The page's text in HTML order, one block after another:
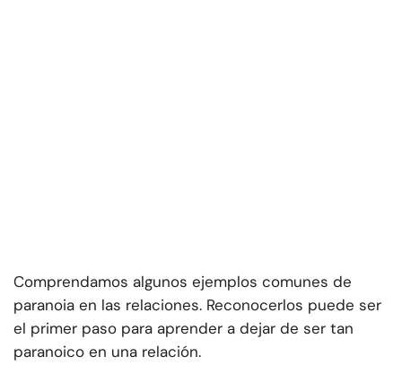
Comprendamos algunos ejemplos comunes de
paranoia en las relaciones. Reconocerlos puede ser
el primer paso para aprender a dejar de ser tan
paranoico en una relación.